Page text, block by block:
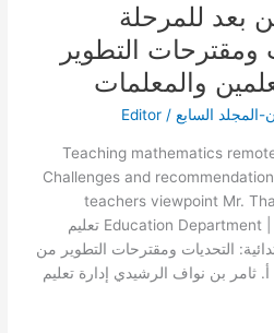
بعد للمرحلة
ومقترحات التطوير
والمعلمات
المجلد السابع /
Editor
Teaching mathematics
Challenges and
teachers viewpoint Mr.
Education Department | Ministry of Education | KSA تعليم
التحديات ومقترحات التطوير من
ثامر بن نواف الرشيدي إدارة تعليم